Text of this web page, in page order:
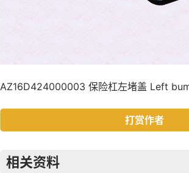
AZ16D424000003 保险杠左堵盖 Left
打赏作者
相关资料